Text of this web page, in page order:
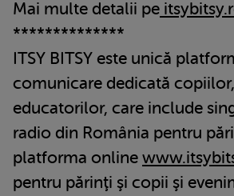
Mai multe detalii pe
**************
ITSY BITSY este unică
comunicare dedicată
educatorilor, care include
radio din România pentru
platforma online
pentru părinţi şi copii şi